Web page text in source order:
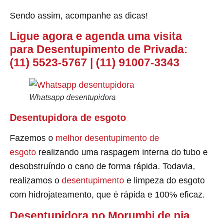
Sendo assim, acompanhe as dicas!
Ligue agora e agenda uma visita
para Desentupimento de Privada:
(11) 5523-5767
(11) 91007-3343
Whatsapp desentupidora
Desentupidora de esgoto
Fazemos o melhor desentupimento de
esgoto realizando uma raspagem interna do tubo e
desobstruíndo o cano de forma rápida. Todavia,
realizamos o desentupimento e limpeza do esgoto
com hidrojateamento, que é rápida e 100% eficaz.
Desentupidora no Morumbi de pia